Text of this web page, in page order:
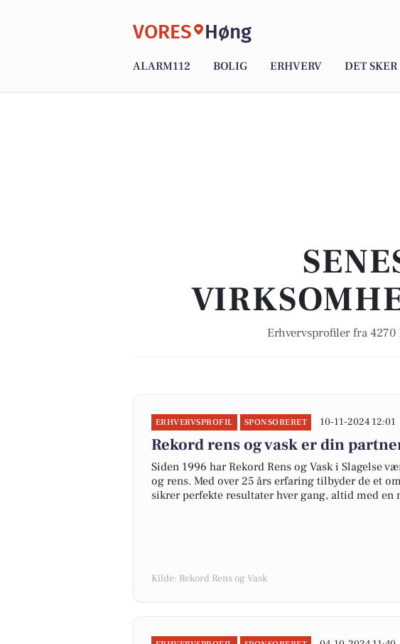
VORES Høng
ALARM112 BOLIG ERHVERV DET SKER
Erhvervsprofiler fra
ERHVERVSPROFIL SPONSORERET 10-11-2024 12:01
Rekord rens og vask er din
Siden 1996 har Rekord Rens og Vask i Slagelse
og rens. Med over 25 års erfaring tilbyder de et
sikrer perfekte resultater hver gang, altid med
Kilde: Rekord Rens og Vask